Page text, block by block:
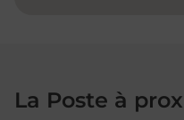
La Poste à